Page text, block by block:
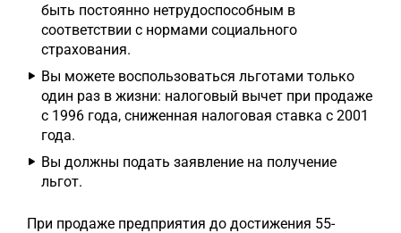
быть постоянно нетрудоспособным в
соответствии с нормами социального
страхования.
Вы можете воспользоваться льготами только
один раз в жизни: налоговый вычет при продаже
с 1996 года, сниженная налоговая ставка с 2001
года.
Вы должны подать заявление на получение
льгот.
При продаже предприятия до достижения 55-